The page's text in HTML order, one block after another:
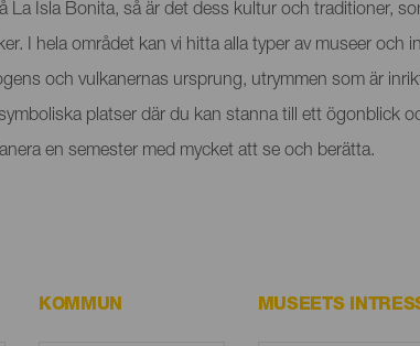
La Isla Bonita, så är det dess kultur och traditioner,
I hela området kan vi hitta alla typer av museer och
och vulkanernas ursprung, utrymmen som är
platser där du kan stanna till ett ögonblick
en semester med mycket att se och berätta.
KOMMUN MUSEETS